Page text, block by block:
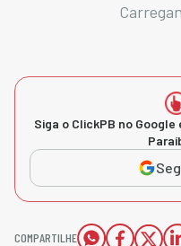
Siga o ClickPB no
COMPARTILHE